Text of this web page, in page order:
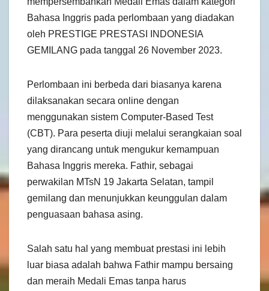
Bahasa Inggris pada perlombaan yang diadakan
oleh PRESTIGE PRESTASI INDONESIA
GEMILANG pada tanggal 26 November 2023.
Perlombaan ini berbeda dari biasanya karena
dilaksanakan secara online dengan
menggunakan sistem Computer-Based Test
(CBT). Para peserta diuji melalui serangkaian soal
yang dirancang untuk mengukur kemampuan
Bahasa Inggris mereka. Fathir, sebagai
perwakilan MTsN 19 Jakarta Selatan, tampil
gemilang dan menunjukkan keunggulan dalam
penguasaan bahasa asing.
Salah satu hal yang membuat prestasi ini lebih
luar biasa adalah bahwa Fathir mampu bersaing
dan meraih Medali Emas tanpa harus